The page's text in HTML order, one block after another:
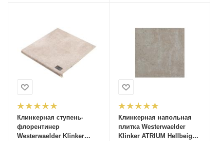
Клинкерная ступень-
флорентинер
Westerwaelder Klinker
Клинкерная напольная
плитка Westerwaelder
Klinker ATRIUM Hellbeige,